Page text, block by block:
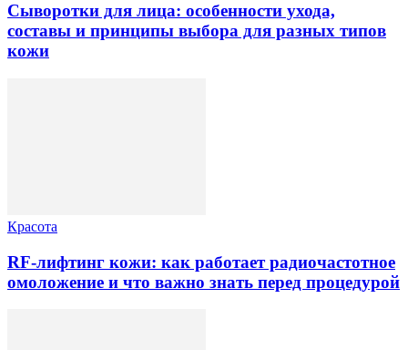
Сыворотки для лица: особенности ухода,
составы и принципы выбора для разных типов
кожи
Красота
RF-лифтинг кожи: как работает радиочастотное
омоложение и что важно знать перед процедурой